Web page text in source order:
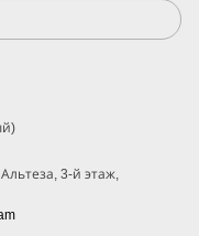
3-й этаж,